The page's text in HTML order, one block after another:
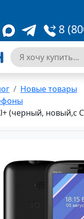
8
Новые товары
(черный, новый,с